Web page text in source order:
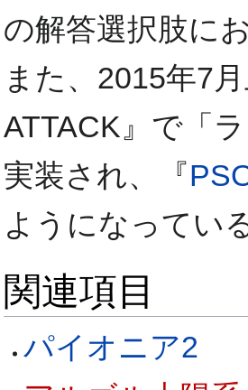
の解答選択肢に
また、2015年7
ATTACK』で「
実装され、『
ようになってい
関連項目
パイオニア2